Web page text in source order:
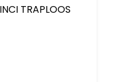
TRAPLOOS